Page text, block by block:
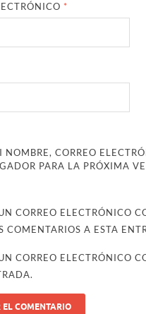
*
NOMBRE, CORREO
PARA LA PRÓXIMA
CORREO ELECTRÓNICO
COMENTARIOS A ESTA
CORREO ELECTRÓNICO